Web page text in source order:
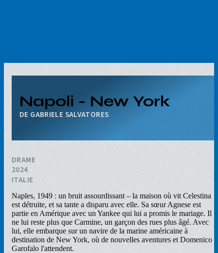
Napoli - New York
GABRIELE SALVATORES
DRAME
2024
ITALIE
Naples, 1949 : un bruit assourdissant – la maison où vit Celestina
est détruite, et sa tante a disparu avec elle. Sa sœur Agnese est
partie en Amérique avec un Yankee qui lui a promis le mariage. Il
ne lui reste plus que Carmine, un garçon des rues plus âgé. Avec
lui, elle embarque sur un navire de la marine américaine à
destination de New York, où de nouvelles aventures et Domenico
Garofalo l'attendent.